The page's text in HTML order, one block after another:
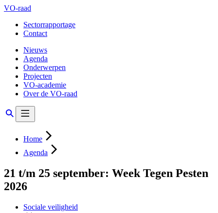
VO-raad
Sectorrapportage
Contact
Nieuws
Agenda
Onderwerpen
Projecten
VO-academie
Over de VO-raad
Home
Agenda
21 t/m 25 september: Week Tegen Pesten
2026
Sociale veiligheid